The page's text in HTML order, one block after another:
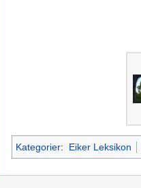
Kategorier: Eiker Leksikon